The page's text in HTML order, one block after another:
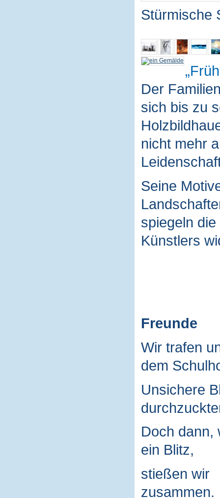
Stürmische
Der
sich bis zu
nicht mehr
Seine
spiegeln
Künstlers
Freunde
Wir trafen
dem
Unsichere
Doch dann,
ein Blitz,
stießen wir
zusammen.